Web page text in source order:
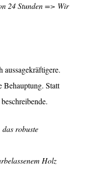
24 Stunden => Wir
aussagekräftigere.
Behauptung. Statt
robuste
Holz